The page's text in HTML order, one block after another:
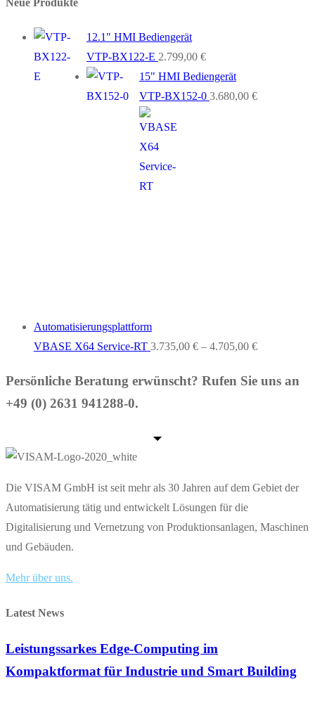
12.1" HMI Bediengerät
VTP-BX122-E 2.799,00 €
15" HMI Bediengerät
VTP-BX152-0 3.680,00 €
Automatisierungsplattform
VBASE X64 Service-RT 3.735,00 € – 4.705,00 €
Persönliche Beratung erwünscht? Rufen Sie uns an
+49 (0) 2631 941288-0.
Die VISAM GmbH ist seit mehr als 30 Jahren auf dem Gebiet der
Automatisierung tätig und entwickelt Lösungen für die
Digitalisierung und Vernetzung von Produktionsanlagen, Maschinen
und Gebäuden.
Mehr über uns.
Latest News
Leistungssarkes Edge-Computing im
Kompaktformat für Industrie und Smart Building